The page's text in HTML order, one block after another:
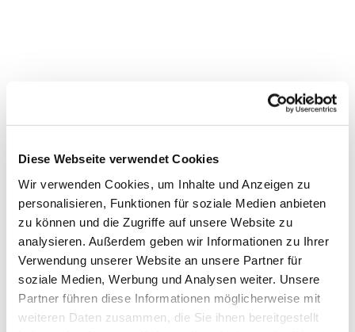
Diese Webseite verwendet Cookies
Wir verwenden Cookies, um Inhalte und Anzeigen zu
personalisieren, Funktionen für soziale Medien anbieten
zu können und die Zugriffe auf unsere Website zu
analysieren. Außerdem geben wir Informationen zu Ihrer
Verwendung unserer Website an unsere Partner für
soziale Medien, Werbung und Analysen weiter. Unsere
Partner führen diese Informationen möglicherweise mit
weiteren Daten zusammen, die Sie ihnen bereitgestellt
Dies könnte Sie auch
interessieren